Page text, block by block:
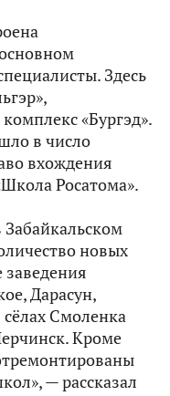
Здесь
«Бургэд».
в число
вхождения
Росатома».
Забайкальском
новых
Дарасун,
Смоленка
Кроме
— рассказал